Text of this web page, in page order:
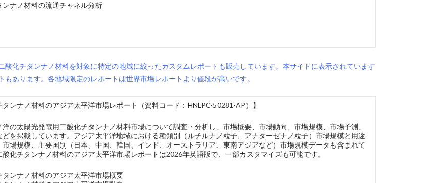
ナノ材料の流通チャネル分析
化チタンナノ材料を対象に特定の地域に絞ったカスタムレポートも販売しています。本サイトに表示されています
もあります。各地域限定のレポートは世界市場レポートより値段が高いです。
タンナノ材料のアジア太平洋市場レポート（資料コード：HNLPC-50281-AP）】
の太陽光発電用二酸化チタンナノ材料市場について調査・分析し、市場概要、市場動向、市場規模、市場予測、
を掲載しています。アジア太平洋地域における種類別（ルチルナノ粒子、アナターゼナノ粒子）市場規模と用途
場規模、主要国別（日本、中国、韓国、インド、オーストラリア、東南アジアなど）市場規模データも含まれて
化チタンナノ材料のアジア太平洋市場レポートは2026年英語版で、一部カスタマイズも可能です。
タンナノ材料のアジア太平洋市場概要